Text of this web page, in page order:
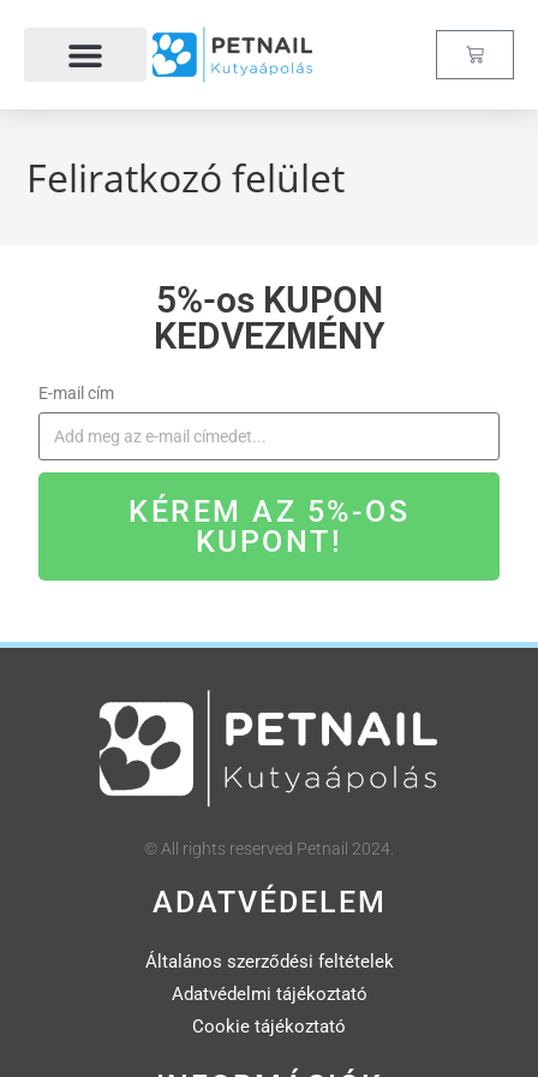
Feliratkozó felület
5%-os KUPON
KEDVEZMÉNY
E-mail cím
KÉREM AZ 5%-OS
KUPONT!
© All rights reserved Petnail 2024.
ADATVÉDELEM
Általános szerződési feltételek
Adatvédelmi tájékoztató
Cookie tájékoztató